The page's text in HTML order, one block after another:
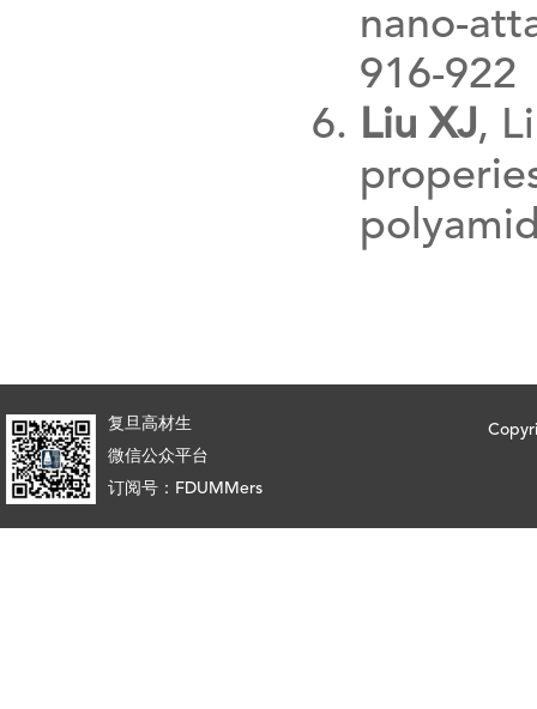
nano-
916-922
Liu XJ,
复旦高材生
微信公众平台
订阅号：FDUMMers